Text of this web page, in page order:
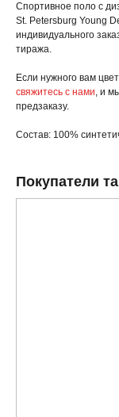
Спортивное поло с
St. Petersburg Young
индивидуального
тиража.
Если нужного вам
свяжитесь с нами, и
предзаказу.
Состав: 100%
Покупатели